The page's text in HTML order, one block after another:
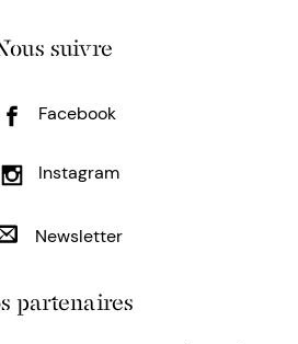
suivre
Facebook
Instagram
Newsletter
partenaires